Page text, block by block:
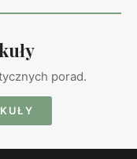
porad.